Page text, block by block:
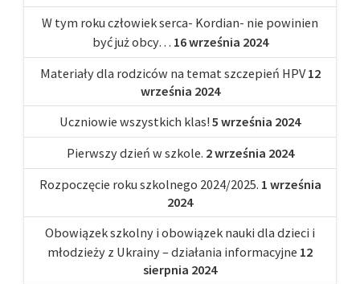
W tym roku człowiek serca- Kordian- nie powinien
być już obcy… 16 września 2024
Materiały dla rodziców na temat szczepień HPV 12
września 2024
Uczniowie wszystkich klas! 5 września 2024
Pierwszy dzień w szkole. 2 września 2024
Rozpoczęcie roku szkolnego 2024/2025. 1 września
2024
Obowiązek szkolny i obowiązek nauki dla dzieci i
młodzieży z Ukrainy – działania informacyjne 12
sierpnia 2024